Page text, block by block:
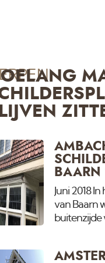
BAARN
Juni 2018
van Baarn
buitenzijde
lood)